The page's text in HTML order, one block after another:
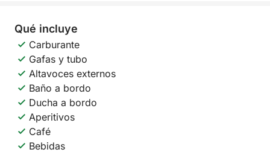
Qué incluye
Carburante
Gafas y tubo
Altavoces externos
Baño a bordo
Ducha a bordo
Aperitivos
Café
Bebidas